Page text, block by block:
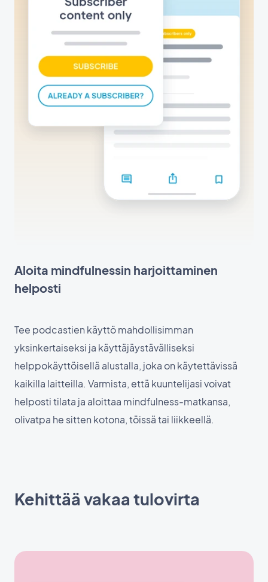
Aloita mindfulnessin harjoittaminen
helposti
Tee podcastien käyttö mahdollisimman
yksinkertaiseksi ja käyttäjäystävälliseksi
helppokäyttöisellä alustalla, joka on käytettävissä
kaikilla laitteilla. Varmista, että kuuntelijasi voivat
helposti tilata ja aloittaa mindfulness-matkansa,
olivatpa he sitten kotona, töissä tai liikkeellä.
Kehittää vakaa tulovirta